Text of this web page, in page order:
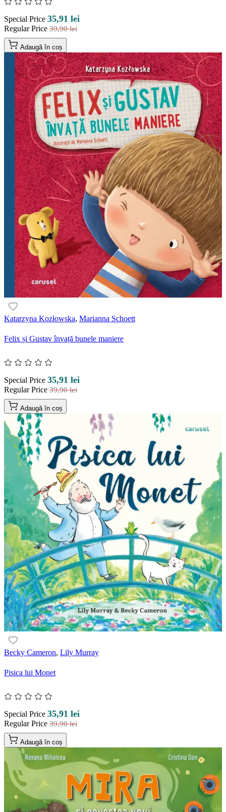
Special Price 35,91 lei
Regular Price 39,90 lei
Adaugă în coș
Katarzyna Kozłowska, Marianna Schoett
Felix și Gustav învață bunele maniere
Special Price 35,91 lei
Regular Price 39,90 lei
Adaugă în coș
Becky Cameron, Lily Murray
Pisica lui Monet
Special Price 35,91 lei
Regular Price 39,90 lei
Adaugă în coș